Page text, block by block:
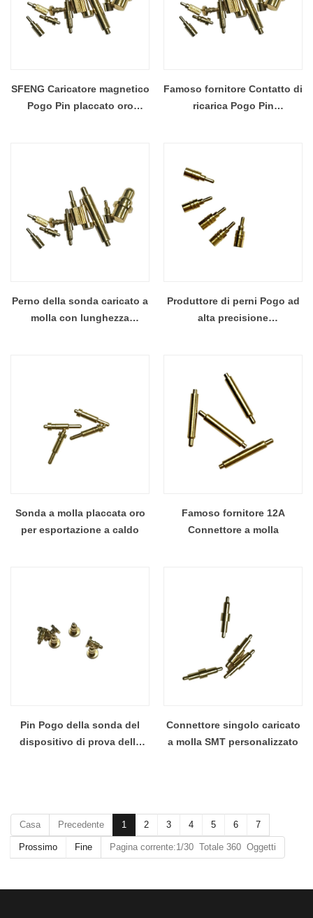
SFENG Caricatore magnetico
Pogo Pin placcato oro
Famoso fornitore Contatto di
ricarica Pogo Pin
Perno della sonda caricato a
molla con lunghezza
Produttore di perni Pogo ad
alta precisione
Sonda a molla placcata oro
per esportazione a caldo
Famoso fornitore 12A
Connettore a molla
Pin Pogo della sonda del
dispositivo di prova della
Connettore singolo caricato
a molla SMT personalizzato
Casa Precedente 1 2 3 4 5 6 7
Prossimo Fine Pagina corrente:1/30 Totale 360 Oggetti